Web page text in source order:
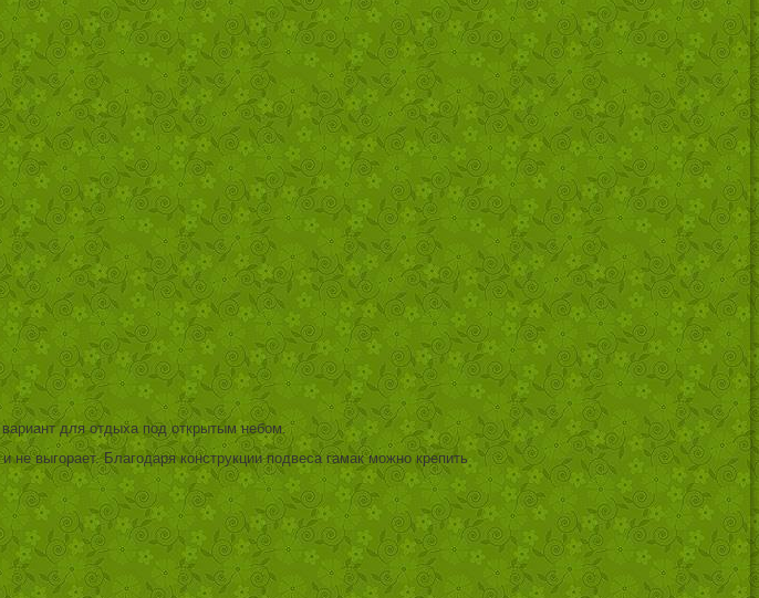
для отдыха под открытым небом.
не выгорает. Благодаря конструкции подвеса гамак можно крепить